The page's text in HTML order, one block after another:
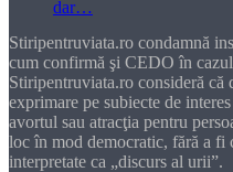
Stiripentruviata.ro condamnă
cum confirmă şi CEDO în
Stiripentruviata.ro consideră că
exprimare pe subiecte de
avortul sau atracţia pentru
loc în mod democratic, fără a fi
interpretate ca „discurs al urii”.